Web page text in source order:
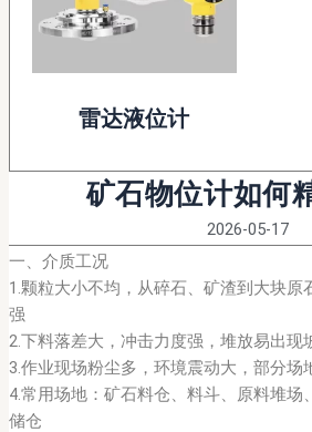
雷达液位计
矿石物位计如何
2026-05-17
一、介质工况
1.颗粒大小不均，从碎石、矿渣到大块原
强
2.下料落差大，冲击力度强，堆放易出现
3.作业现场粉尘多，环境震动大，部分场
4.常用场地：矿石料仓、料斗、原料堆场
储仓